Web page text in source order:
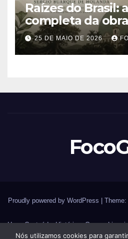
Raízes do Brasil:
completa da
Buarque de
importância para
formação do
25 DE MAIO DE 2026
Proudly powered by WordPress |
HomeConteúdosHistória – Guerras
Nós utilizamos cookies para